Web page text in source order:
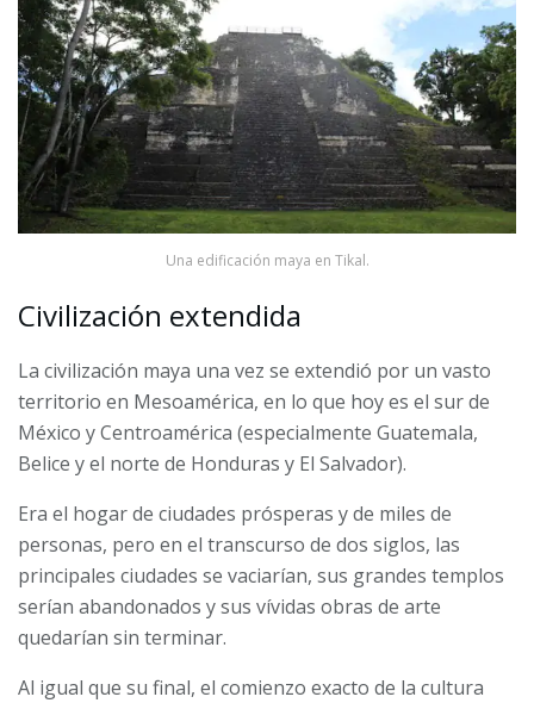
Una edificación maya en Tikal.
Civilización extendida
La civilización maya una vez se extendió por un vasto
territorio en Mesoamérica, en lo que hoy es el sur de
México y Centroamérica (especialmente Guatemala,
Belice y el norte de Honduras y El Salvador).
Era el hogar de ciudades prósperas y de miles de
personas, pero en el transcurso de dos siglos, las
principales ciudades se vaciarían, sus grandes templos
serían abandonados y sus vívidas obras de arte
quedarían sin terminar.
Al igual que su final, el comienzo exacto de la cultura